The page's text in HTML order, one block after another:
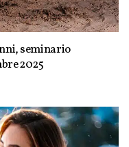
seminario
2025